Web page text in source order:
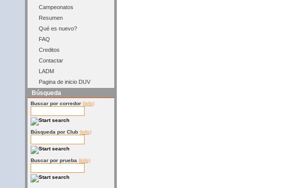
Campeonatos
Resumen
Qué es nuevo?
FAQ
Creditos
Contactar
LADM
Pagina de inicio DUV
Búsqueda
Buscar por corredor (info)
Búsqueda por Club (info)
Buscar por prueba (info)